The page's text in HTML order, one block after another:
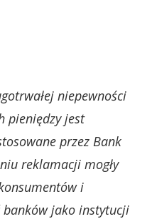
niepewności
pieniędzy jest
przez Bank
reklamacji mogły
i
banków jako instytucji